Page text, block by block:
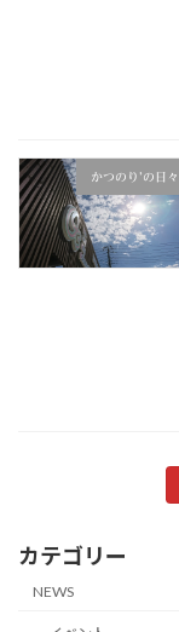
かつのり’の日々
の
ペ
カテゴリー
NEWS